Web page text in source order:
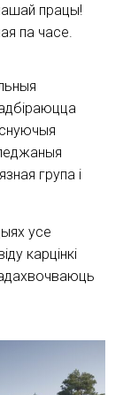
працы!
па часе.
група і
усе
карцінкі